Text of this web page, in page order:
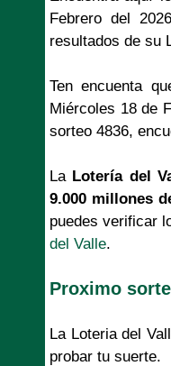
Febrero del
resultados de su
Ten encuenta
Miércoles 18 de
sorteo 4836,
La Lotería del
9.000 millones
puedes verificar
del Valle.
Proximo
La Loteria del
probar tu suerte.